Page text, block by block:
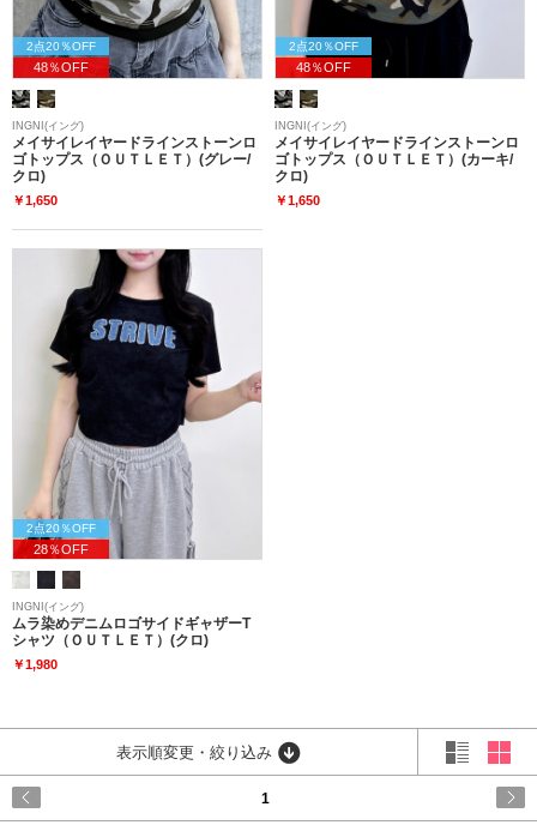
2点20％OFF
48％OFF
INGNI(イング)
メイサイレイヤードラインストーンロ
ゴトップス（ＯＵＴＬＥＴ）(グレー/
クロ)
￥1,650
2点20％OFF
48％OFF
INGNI(イング)
メイサイレイヤードラインストーンロ
ゴトップス（ＯＵＴＬＥＴ）(カーキ/
クロ)
￥1,650
2点20％OFF
28％OFF
INGNI(イング)
ムラ染めデニムロゴサイドギャザーT
シャツ（ＯＵＴＬＥＴ）(クロ)
￥1,980
表示順変更・絞り込み
1